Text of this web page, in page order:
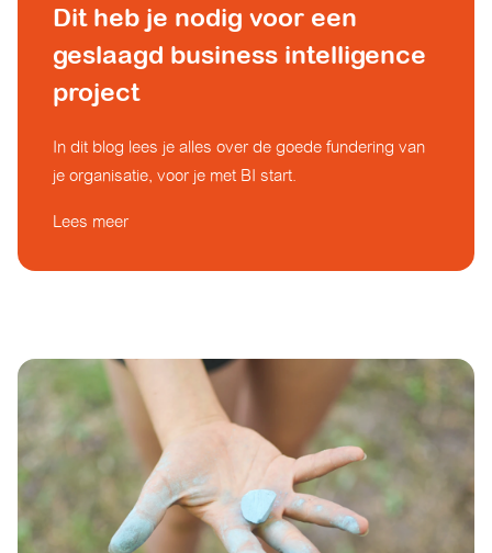
Dit heb je nodig voor een
geslaagd business intelligence
project
In dit blog lees je alles over de goede fundering van
je organisatie, voor je met BI start.
Lees meer